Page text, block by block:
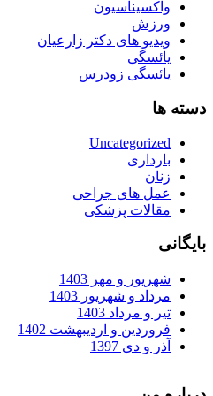
واکسیناسیون
ورزش
ویدیو های دکتر زارعیان
یائسگی
یائسگی زودرس
دسته ها
Uncategorized
بارداری
زنان
عمل های جراحی
مقالات پزشکی
بایگانی
شهریور و مهر 1403
مرداد و شهریور 1403
تیر و مرداد 1403
فروردین و اردیبهشت 1402
آذر و دی 1397